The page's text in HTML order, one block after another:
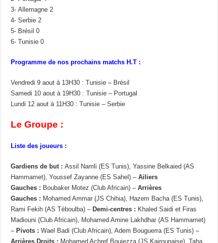
3- Allemagne 2
4- Serbie 2
5- Brésil 0
6- Tunisie 0
Programme de nos prochains matchs H.T :
Vendredi 9 aout à 13H30 : Tunisie – Brésil
Samedi 10 aout à 19H30 : Tunisie – Portugal
Lundi 12 aout à 11H30 : Tunisie – Serbie
Le Groupe :
Liste des joueurs :
Gardiens de but : Assil Namli (ES Tunis), Yassine Belkaied (AS
Hammamet), Youssef Zayanne (ES Sahel) –Ailiers
Gauches : Boubaker Motez (Club Africain) –Arrières
Gauches : Mohamed Ammar (JS Chihia), Hazem Bacha (ES Tunis),
Rami Fekih (AS Téboulba) –Demi-centres : Khaled Saidi et Firas
Madiouni (Club Africain), Mohamed Amine Lakhdhar (AS Hammamet)
–Pivots : Wael Badi (Club Africain), Adem Bouguerra (ES Tunis) –
Arrières Droits : Mohamed Achref Boujezza (JS Kairounaise), Taha